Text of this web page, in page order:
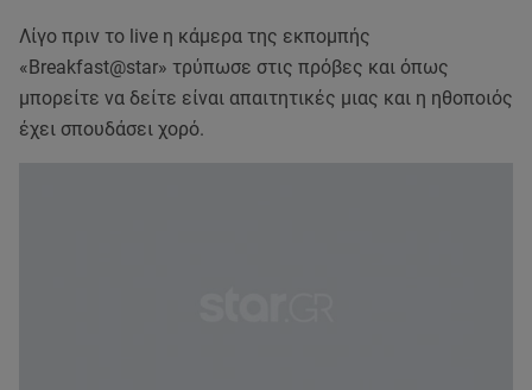
Λίγο πριν το live η κάμερα της εκπομπής
«Breakfast@star» τρύπωσε στις πρόβες και όπως
μπορείτε να δείτε είναι απαιτητικές μιας και η ηθοποιός
έχει σπουδάσει χορό.